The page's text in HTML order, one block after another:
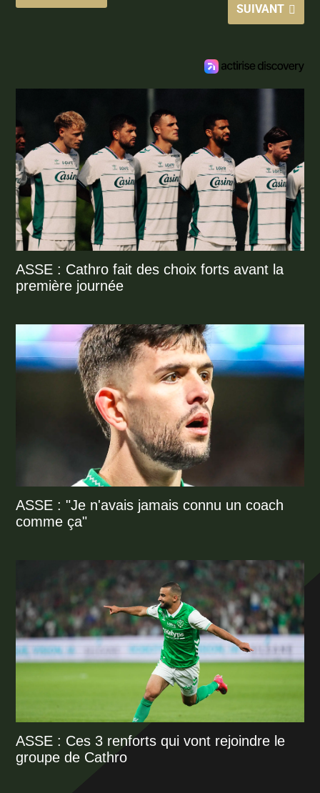
SUIVANT
ASSE : Cathro fait des choix forts avant la
première journée
ASSE : "Je n'avais jamais connu un coach
comme ça"
ASSE : Ces 3 renforts qui vont rejoindre le
groupe de Cathro